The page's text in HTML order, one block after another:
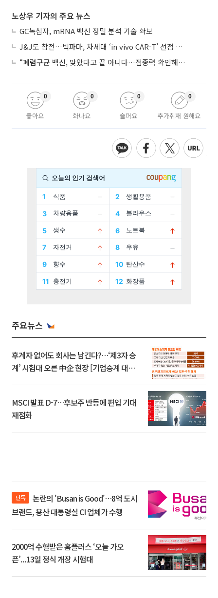
노상우 기자의 주요 뉴스
GC녹십자, mRNA 백신 정밀 분석 기술 확보
J&J도 참전…빅파마, 차세대 ‘in vivo CAR-T’ 선점 경쟁 본격화
“폐렴구균 백신, 맞았다고 끝 아니다…접종력 확인해야”
좋아요
0
화나요
0
슬퍼요
0
추가취재 원해요
0
주요뉴스
후계자 없어도 회사는 남긴다?…‘제3자 승
계’ 시험대 오른 中企 현장 [기업승계 대전
MSCI 발표 D-7…후보주 반등에 편입 기대
재점화
단독
브랜드, 용산 대통령실 CI 업체가 수행
2000억 수혈받은 홈플러스 ‘오늘 가오
픈’...13일 정식 개장 시험대